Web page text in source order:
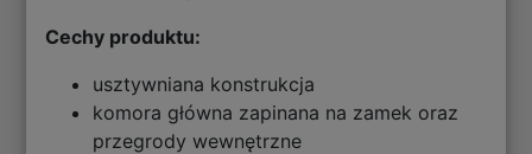
Cechy produktu:
usztywniana konstrukcja
komora główna zapinana na zamek oraz
przegrody wewnętrzne